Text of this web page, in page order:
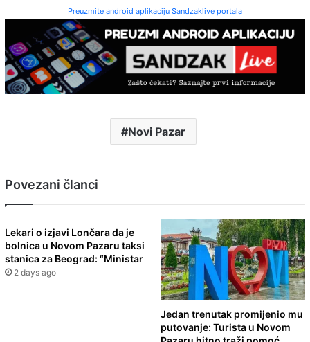
Preuzmite android aplikaciju Sandzaklive portala
Novi Pazar
Povezani članci
Lekari o izjavi Lončara da je
bolnica u Novom Pazaru taksi
stanica za Beograd: “Ministar
2 days ago
Jedan trenutak promijenio mu
putovanje: Turista u Novom